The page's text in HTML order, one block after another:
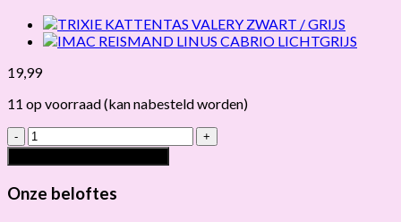
19,99
11 op voorraad (kan nabesteld worden)
TRIXIE
KATTENTUIG
MESH
VORM
Onze beloftes